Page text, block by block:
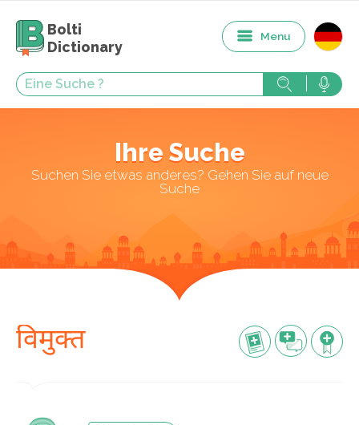
Bolti
Dictionary
Menu
Ihre Suche
Suchen Sie etwas anderes? Gehen Sie auf neue
Suche
विमुक्त